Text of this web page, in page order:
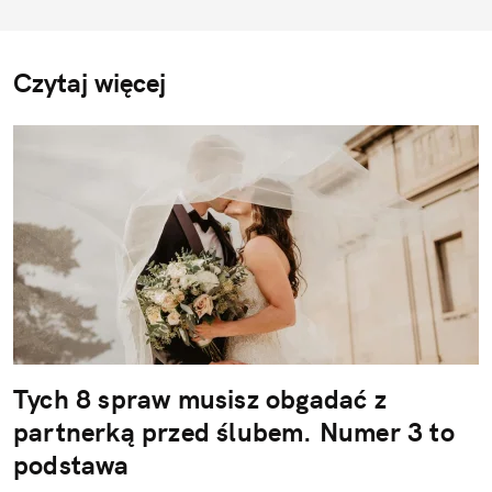
Czytaj więcej
Tych 8 spraw musisz obgadać z
partnerką przed ślubem. Numer 3 to
podstawa